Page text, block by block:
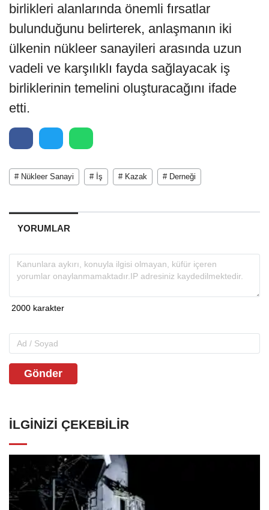
birlikleri alanlarında önemli fırsatlar
bulunduğunu belirterek, anlaşmanın iki
ülkenin nükleer sanayileri arasında uzun
vadeli ve karşılıklı fayda sağlayacak iş
birliklerinin temelini oluşturacağını ifade
etti.
# Nükleer Sanayi # İş # Kazak # Derneği
YORUMLAR
Gönder
İLGINIZI ÇEKEBILIR